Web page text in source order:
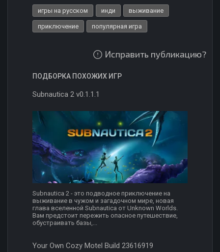
игры на русском инди выживание
приключение популярная игра
Исправить публикацию?
ПОДБОРКА ПОХОЖИХ ИГР
Subnautica 2 v0.1.1.1
Subnautica 2 - это подводное приключение на
выживание в чужом и загадочном мире, новая
глава вселенной Subnautica от Unknown Worlds.
Вам предстоит пережить опасное путешествие,
обустраивать базы,...
Your Own Cozy Motel Build 23616919